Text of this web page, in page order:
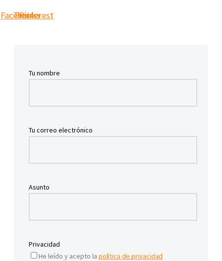
Facebook
Twitter
Pinterest
Tu nombre
Tu correo electrónico
Asunto
Privacidad
He leído y acepto la política de privacidad